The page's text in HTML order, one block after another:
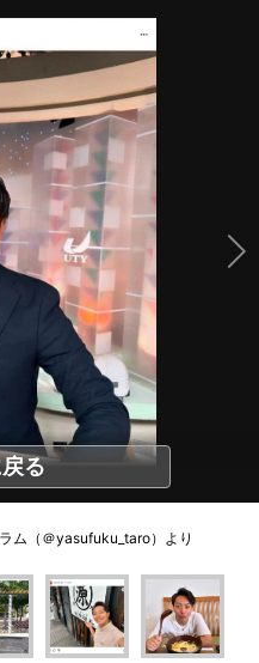
る
ム（＠yasufuku_taro）より